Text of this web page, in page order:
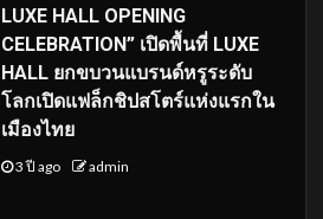
LUXE HALL OPENING
CELEBRATION” เปิดพื้นที่ LUXE
HALL ยกขบวนแบรนด์หรูระดับ
โลกเปิดแฟล็กชิปสโตร์แห่งแรกใน
เมืองไทย
3 ปี ago admin